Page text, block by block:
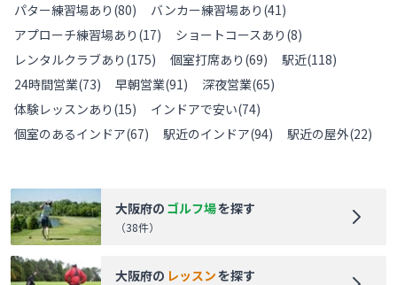
パター練習場あり (80) バンカー練習場あり (41)
アプローチ練習場あり (17) ショートコースあり (8)
レンタルクラブあり (175) 個室打席あり (69) 駅近(118)
24時間営業(73) 早朝営業(91) 深夜営業(65)
体験レッスンあり (15) インドアで安い(74)
個室のあるインドア(67) 駅近のインドア(94) 駅近の屋外(22)
大阪府の ゴルフ場を探す
（38件）
大阪府の レッスンを探す